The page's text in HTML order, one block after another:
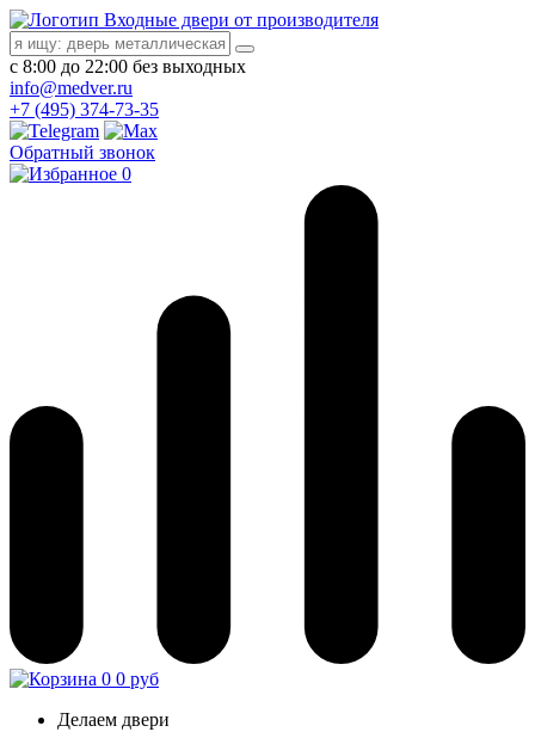
Входные двери от производителя
с 8:00 до 22:00 без выходных
info@medver.ru
+7 (495) 374-73-35
Обратный звонок
0
0 0 руб
Делаем двери